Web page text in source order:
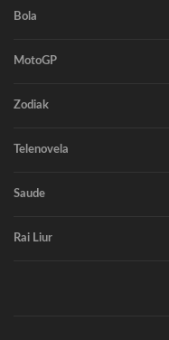
Bola
MotoGP
Zodiak
Telenovela
Saude
Rai Liur